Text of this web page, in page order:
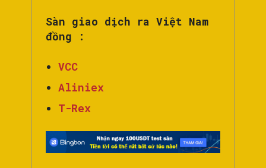
Sàn giao dịch ra Việt Nam
đồng :
VCC
Aliniex
T-Rex